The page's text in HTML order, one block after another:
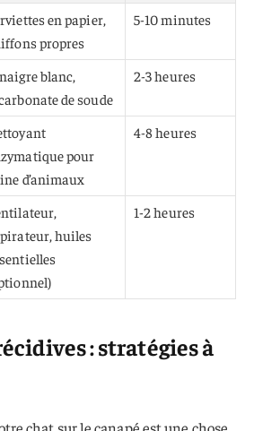
en papier,
propres
5-10 minutes
blanc,
de soude
2-3 heures
pour
d’animaux
4-8 heures
huiles
1-2 heures
: stratégies à